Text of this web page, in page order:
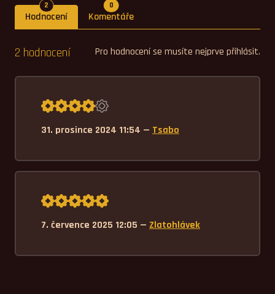
Hodnocení
2 Počet hodnocení
Komentáře
0Počet komentářů
Pro hodnocení se musíte nejprve přihlásit.
2 hodnocení
Průměrné hodnocení 4,0.
31. prosince 2024 11:54 — Tsabo
Průměrné hodnocení 5,0.
7. července 2025 12:05 — Zlatohlávek